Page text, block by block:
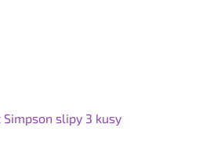
Simpson slipy 3 kusy